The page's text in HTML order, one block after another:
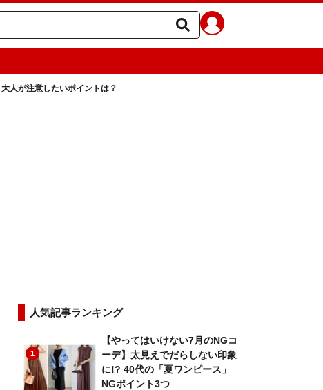
人が注意したいポイントは？
人気記事ランキング
1
【やってはいけない7月のNGコ
ーデ】太見えでだらしない印象
に!? 40代の「夏ワンピース」
NGポイント3つ